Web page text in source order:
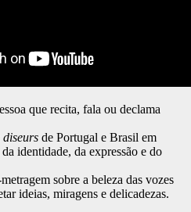
que recita, fala ou declama
diseurs de Portugal e Brasil em
identidade, da expressão e do
sobre a beleza das vozes
ideias, miragens e delicadezas.